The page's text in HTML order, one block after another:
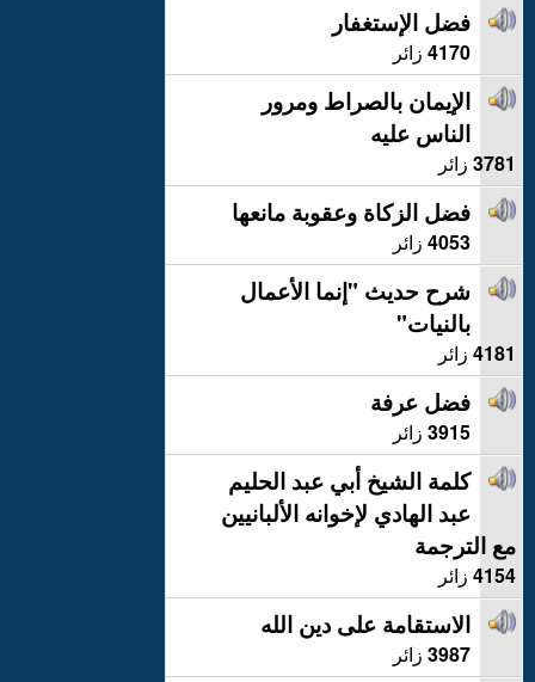
فضل الإستغفار
4170 زائر
الإيمان بالصراط ومرور
الناس عليه
3781 زائر
فضل الزكاة وعقوبة مانعها
4053 زائر
شرح حديث "إنما الأعمال
بالنيات"
4181 زائر
فضل عرفة
3915 زائر
كلمة الشيخ أبي عبد الحليم
عبد الهادي لإخوانه الألبانيين
مع الترجمة
4154 زائر
الاستقامة على دين الله
3987 زائر